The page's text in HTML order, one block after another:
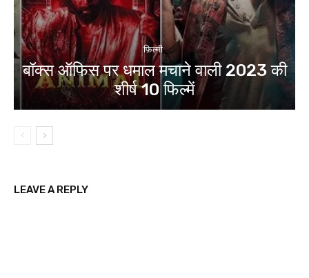
फ़िल्मी
बॉक्स ऑफिस पर धमाल मचाने वाली 2023 की
शीर्ष 10 फिल्में
LEAVE A REPLY